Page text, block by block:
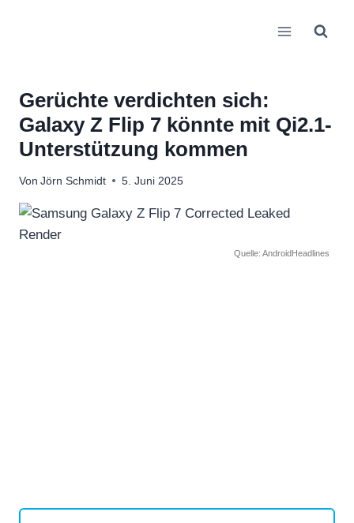
Gerüchte verdichten sich:
Galaxy Z Flip 7 könnte mit Qi2.1-
Unterstützung kommen
Von Jörn Schmidt 5. Juni 2025
Quelle: AndroidHeadlines